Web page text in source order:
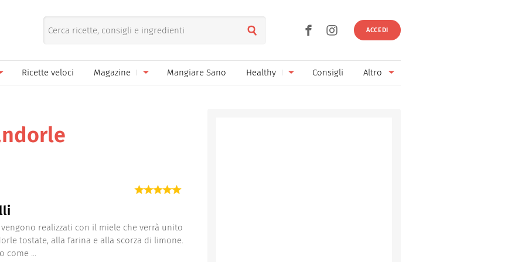
ACCEDI
Pane pizza focacce
Bevande
Ricette veloci Magazine Mangiare Sano Healthy Consigli Altro
realizzati con il miele che verrà unito
tostate, alla farina e alla scorza di limone.
come ...